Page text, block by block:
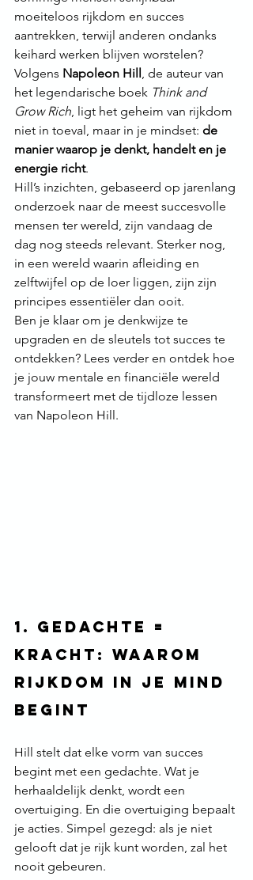
moeiteloos rijkdom en succes
aantrekken, terwijl anderen ondanks
keihard werken blijven worstelen?
Volgens Napoleon Hill, de auteur van
het legendarische boek Think and
Grow Rich, ligt het geheim van rijkdom
niet in toeval, maar in je mindset: de
manier waarop je denkt, handelt en je
energie richt.
Hill’s inzichten, gebaseerd op jarenlang
onderzoek naar de meest succesvolle
mensen ter wereld, zijn vandaag de
dag nog steeds relevant. Sterker nog,
in een wereld waarin afleiding en
zelftwijfel op de loer liggen, zijn zijn
principes essentiëler dan ooit.
Ben je klaar om je denkwijze te
upgraden en de sleutels tot succes te
ontdekken? Lees verder en ontdek hoe
je jouw mentale en financiële wereld
transformeert met de tijdloze lessen
van Napoleon Hill.
1. Gedachte =
Kracht: Waarom
Rijkdom in Je Mind
Begint
Hill stelt dat elke vorm van succes
begint met een gedachte. Wat je
herhaaldelijk denkt, wordt een
overtuiging. En die overtuiging bepaalt
je acties. Simpel gezegd: als je niet
gelooft dat je rijk kunt worden, zal het
nooit gebeuren.